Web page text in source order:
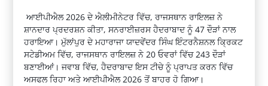
ਆਈਪੀਐਲ 2026 ਦੇ ਐਲੀਮੀਨੇਟਰ ਵਿੱਚ, ਰਾਜਸਥਾਨ ਰਾਇਲਜ਼ ਨੇ
ਸ਼ਾਨਦਾਰ ਪ੍ਰਦਰਸ਼ਨ ਕੀਤਾ, ਸਨਰਾਈਜ਼ਰਸ ਹੈਦਰਾਬਾਦ ਨੂੰ 47 ਦੌੜਾਂ ਨਾਲ
ਹਰਾਇਆ। ਮੁੱਲਾਂਪੁਰ ਦੇ ਮਹਾਰਾਜਾ ਯਾਦਵੇਂਦਰ ਸਿੰਘ ਇੰਟਰਨੈਸ਼ਨਲ ਕ੍ਰਿਕਟ
ਸਟੇਡੀਅਮ ਵਿੱਚ, ਰਾਜਸਥਾਨ ਰਾਇਲਜ਼ ਨੇ 20 ਓਵਰਾਂ ਵਿੱਚ 243 ਦੌੜਾਂ
ਬਣਾਈਆਂ। ਜਵਾਬ ਵਿੱਚ, ਹੈਦਰਾਬਾਦ ਇਸ ਟੀਚੇ ਨੂੰ ਪ੍ਰਾਪਤ ਕਰਨ ਵਿੱਚ
ਅਸਫਲ ਰਿਹਾ ਅਤੇ ਆਈਪੀਐਲ 2026 ਤੋਂ ਬਾਹਰ ਹੋ ਗਿਆ।